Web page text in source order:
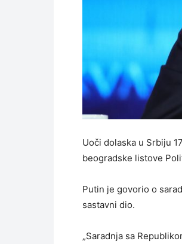
Uoči dolaska u Srbiju
beogradske listove
Putin je govorio o
sastavni dio.
„Saradnja sa